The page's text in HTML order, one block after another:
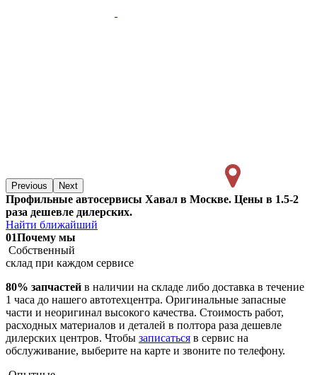
Previous Next
Профильные автосервисы Хавал в Москве. Цены в 1.5-2
раза дешевле дилерских.
Найти ближайший
01Почему мы
Собственный
склад при каждом сервисе
80% запчастей в наличии на складе либо доставка в течение
1 часа до нашего автотехцентра. Оригинальные запасные
части и неоригинал высокого качества. Стоимость работ,
расходных материалов и деталей в полтора раза дешевле
дилерских центров. Чтобы записаться в сервис на
обслуживание, выберите на карте и звоните по телефону.